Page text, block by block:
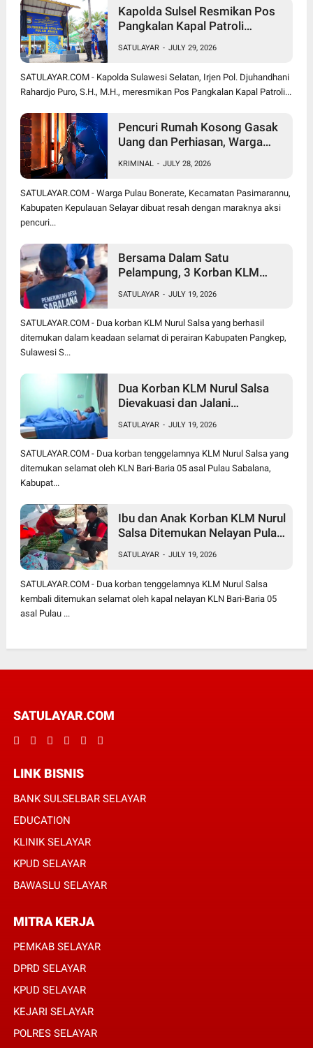
Kapolda Sulsel Resmikan Pos
Pangkalan Kapal Patroli
SATULAYAR - JULY 29, 2026
SATULAYAR.COM - Kapolda Sulawesi Selatan, Irjen Pol. Djuhandhani
Rahardjo Puro, S.H., M.H., meresmikan Pos Pangkalan Kapal Patroli...
Pencuri Rumah Kosong Gasak
Uang dan Perhiasan, Warga
KRIMINAL - JULY 28, 2026
SATULAYAR.COM - Warga Pulau Bonerate, Kecamatan Pasimarannu,
Kabupaten Kepulauan Selayar dibuat resah dengan maraknya aksi
pencuri...
Bersama Dalam Satu
Pelampung, 3 Korban KLM
Hanya Jasmal dan Nurmi
Ditemukan Selamat
SATULAYAR - JULY 19, 2026
SATULAYAR.COM - Dua korban KLM Nurul Salsa yang berhasil
ditemukan dalam keadaan selamat di perairan Kabupaten Pangkep,
Sulawesi S...
Dua Korban KLM Nurul Salsa
Dievakuasi dan Jalani
SATULAYAR - JULY 19, 2026
SATULAYAR.COM - Dua korban tenggelamnya KLM Nurul Salsa yang
ditemukan selamat oleh KLN Bari-Baria 05 asal Pulau Sabalana,
Kabupat...
Ibu dan Anak Korban KLM Nurul
Salsa Ditemukan Nelayan Pulau
SATULAYAR - JULY 19, 2026
SATULAYAR.COM - Dua korban tenggelamnya KLM Nurul Salsa
kembali ditemukan selamat oleh kapal nelayan KLN Bari-Baria 05
asal Pulau ...
SATULAYAR.COM
LINK BISNIS
BANK SULSELBAR SELAYAR
EDUCATION
KLINIK SELAYAR
KPUD SELAYAR
BAWASLU SELAYAR
MITRA KERJA
PEMKAB SELAYAR
DPRD SELAYAR
KPUD SELAYAR
KEJARI SELAYAR
POLRES SELAYAR